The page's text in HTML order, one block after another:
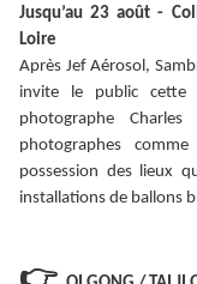
Jusqu’au 23 août -
Loire
Après Jef Aérosol,
invite le public cette
photographe
photographes
possession des lieux
installations de ballons